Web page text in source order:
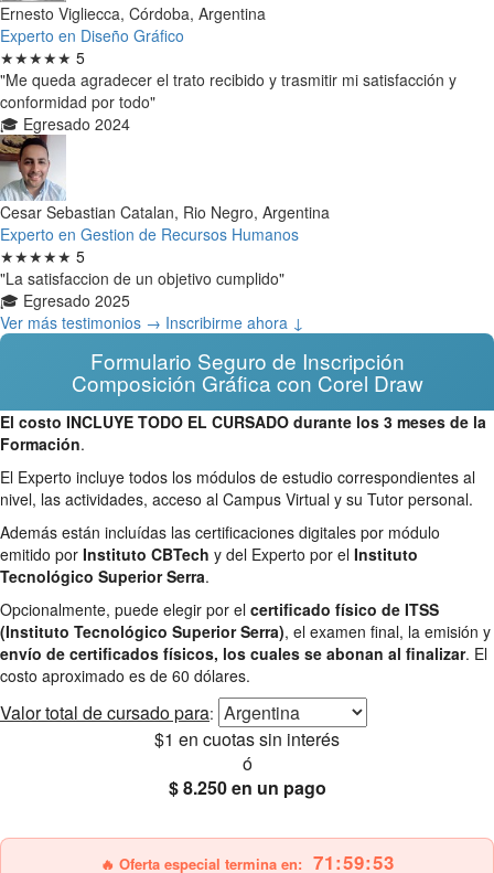
Ernesto Vigliecca, Córdoba, Argentina
Experto en Diseño Gráfico
★★★★★ 5
"Me queda agradecer el trato recibido y trasmitir mi satisfacción y
conformidad por todo"
🎓 Egresado 2024
Cesar Sebastian Catalan, Rio Negro, Argentina
Experto en Gestion de Recursos Humanos
★★★★★ 5
"La satisfaccion de un objetivo cumplido"
🎓 Egresado 2025
Ver más testimonios → Inscribirme ahora ↓
Formulario Seguro de Inscripción
Composición Gráfica con Corel Draw
El costo INCLUYE TODO EL CURSADO durante los 3 meses de la
Formación.
El Experto incluye todos los módulos de estudio correspondientes al
nivel, las actividades, acceso al Campus Virtual y su Tutor personal.
Además están incluídas las certificaciones digitales por módulo
emitido por Instituto CBTech y del Experto por el Instituto
Tecnológico Superior Serra.
Opcionalmente, puede elegir por el certificado físico de ITSS
(Instituto Tecnológico Superior Serra), el examen final, la emisión y
envío de certificados físicos, los cuales se abonan al finalizar. El
costo aproximado es de 60 dólares.
Valor total de cursado para:
$1 en cuotas sin interés
ó
$ 8.250en un pago
🔥 Oferta especial termina en: 71:59:51